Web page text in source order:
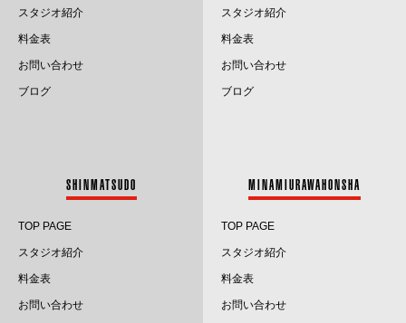
2024.3
2024.2
2024.1
2023.8
スタジオ紹介
料金表
お問い合わせ
ブログ
スタジオ紹介
料金表
お問い合わせ
ブログ
SHINMATSUDO
TOP PAGE
スタジオ紹介
料金表
お問い合わせ
MINAMIURAWAHONSHA
TOP PAGE
スタジオ紹介
料金表
お問い合わせ